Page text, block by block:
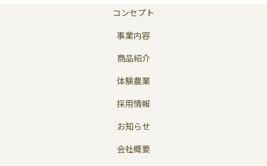
コンセプト
事業内容
商品紹介
体験農業
採用情報
お知らせ
会社概要